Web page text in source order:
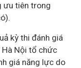
ưu tiên trong
kỳ thi đánh giá
Nội tổ chức
giá năng lực do